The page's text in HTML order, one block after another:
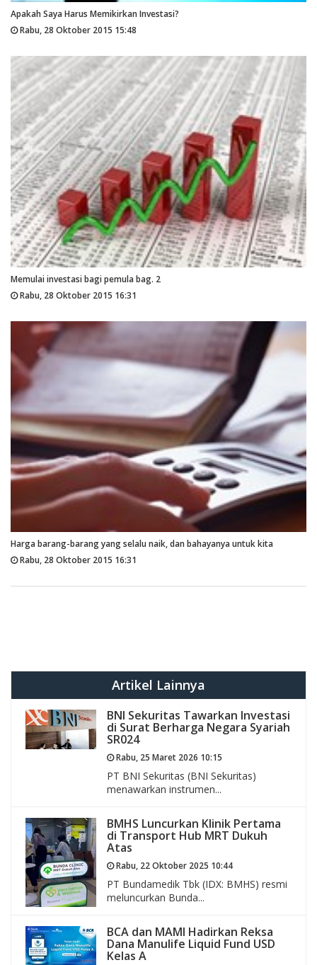
Apakah Saya Harus Memikirkan Investasi?
Rabu, 28 Oktober 2015 15:48
Memulai investasi bagi pemula bag. 2
Rabu, 28 Oktober 2015 16:31
Harga barang-barang yang selalu naik, dan bahayanya untuk kita
Rabu, 28 Oktober 2015 16:31
Artikel Lainnya
BNI Sekuritas Tawarkan Investasi
di Surat Berharga Negara Syariah
SR024
Rabu, 25 Maret 2026 10:15
PT BNI Sekuritas (BNI Sekuritas)
menawarkan instrumen...
BMHS Luncurkan Klinik Pertama
di Transport Hub MRT Dukuh
Atas
Rabu, 22 Oktober 2025 10:44
PT Bundamedik Tbk (IDX: BMHS) resmi
meluncurkan Bunda...
BCA dan MAMI Hadirkan Reksa
Dana Manulife Liquid Fund USD
Kelas A